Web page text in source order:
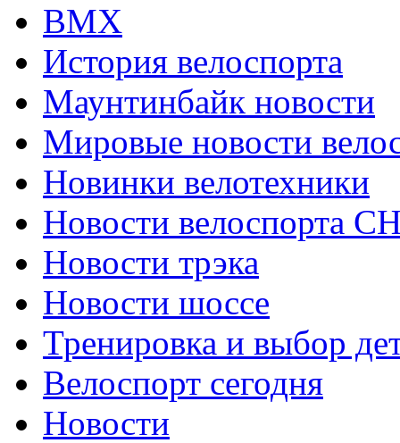
ВМХ
История велоспорта
Маунтинбайк новости
Мировые новости
Новинки велотехники
Новости велоспорта
Новости трэка
Новости шоссе
Тренировка и выбор
Велоспорт сегодня
Новости